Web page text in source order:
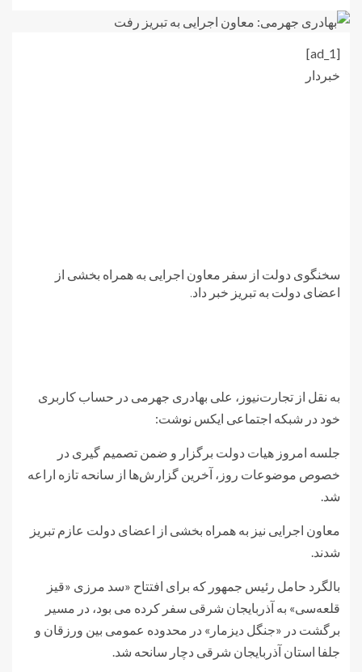
[ad_1]
خبردار
سخنگوی دولت از سفر معاون اجرایی به همراه بخشی از
اعضای دولت به تبریز خبر داد.
به نقل از تجارت‌نیوز، علی بهادری جهرمی در حساب کاربری
خود در شبکه اجتماعی ایکس نوشت:
جلسه امروز هیات دولت برگزار و ضمن تصمیم گیری در
خصوص موضوعات روز، آخرین گزارش‌ها از سانحه تازه اراعه
شد.
معاون اجرایی نیز به همراه بخشی از اعضای دولت عازم تبریز
شدند.
بالگرد حامل رئیس جمهور که برای افتتاح «سد مرزی «قیز
قلعه‌سی» به آذربایجان شرقی سفر کرده می بود، در مسیر
برگشت در «جنگل دیزمار» در محدوده عمومی بین ورزقان و
جلفا استان آذربایجان شرقی دچار سانحه شد.